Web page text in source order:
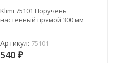
Klimi 75101 Поручень
настенный прямой 300 мм
Артикул: 75101
540 ₽